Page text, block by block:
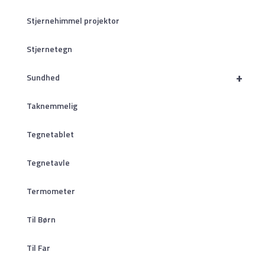
Stjernehimmel projektor
Stjernetegn
+
Sundhed
Taknemmelig
Tegnetablet
Tegnetavle
Termometer
Til Børn
Til Far